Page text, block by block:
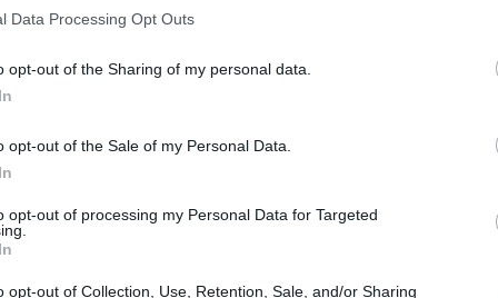
Data Processing Opt Outs
opt-out of the Sharing of my personal data.
opt-out of the Sale of my Personal Data.
opt-out of processing my Personal Data for Targeted
opt-out of Collection, Use, Retention, Sale, and/or Sharing
a refletir sobre como a nudez pode ser uma
profundas e significativas